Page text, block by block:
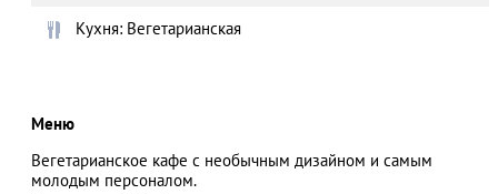
Кухня: Вегетарианская
Меню
Вегетарианское кафе с необычным дизайном и самым
молодым персоналом.